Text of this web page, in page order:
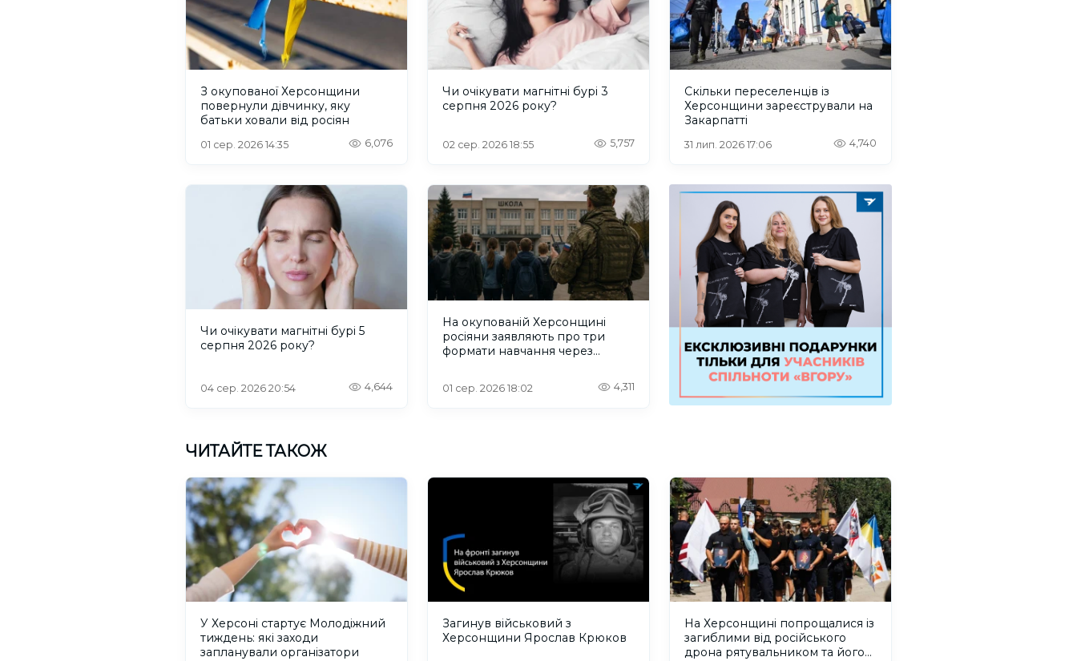
З окупованої Херсонщини
повернули дівчинку, яку
батьки ховали від росіян
01 сер. 2026 14:35 6,076
Чи очікувати магнітні бурі 3
серпня 2026 року?
02 сер. 2026 18:55 5,757
Скільки переселенців із
Херсонщини зареєстрували на
Закарпатті
31 лип. 2026 17:06 4,740
Чи очікувати магнітні бурі 5
серпня 2026 року?
04 сер. 2026 20:54 4,644
На окупованій Херсонщині
росіяни заявляють про три
формати навчання через
01 сер. 2026 18:02 4,311
ЧИТАЙТЕ ТАКОЖ
У Херсоні стартує Молодіжний
тиждень: які заходи
запланували організатори
Загинув військовий з
Херсонщини Ярослав Крюков
На Херсонщині попрощалися із
загиблими від російського
дрона рятувальником та його